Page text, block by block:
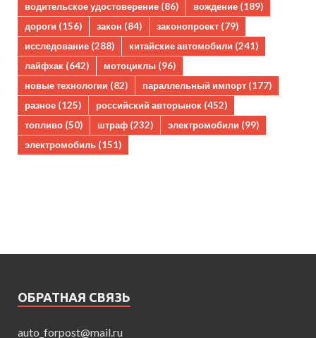
водительское удостоверение (86) вождение (189)
дороги (156) закон (84) законопроект (79)
исследование (288) китайские автомобили (241)
лайфхак (642) мотоциклы (96)
новые технологии (82) параллельный импорт (177)
разное (125) российский авторынок (452)
топливо (50) штраф (232) электромобили (99)
электромобиль (151)
ОБРАТНАЯ СВЯЗЬ
auto_forpost@mail.ru